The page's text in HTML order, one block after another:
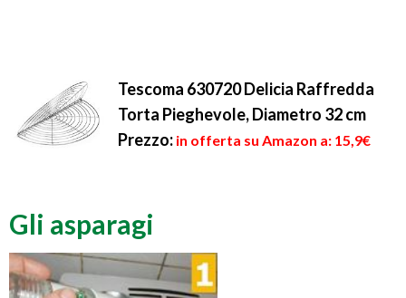
Tescoma 630720 Delicia Raffredda
Torta Pieghevole, Diametro 32 cm
Prezzo: in offerta su Amazon a: 15,9€
Gli asparagi